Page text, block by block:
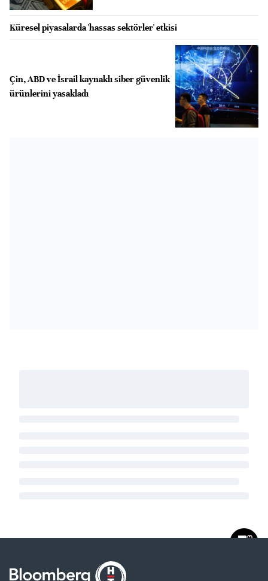
Küresel piyasalarda 'hassas sektörler' etkisi
Çin, ABD ve İsrail kaynaklı siber güvenlik
ürünlerini yasakladı